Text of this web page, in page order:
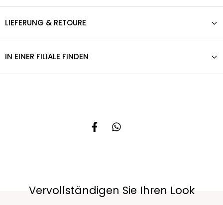
LIEFERUNG & RETOURE
IN EINER FILIALE FINDEN
Vervollständigen Sie Ihren Look